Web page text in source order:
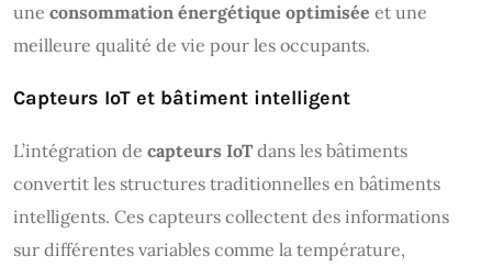
une consommation énergétique optimisée et une
meilleure qualité de vie pour les occupants.
Capteurs IoT et bâtiment intelligent
L’intégration de capteurs IoT dans les bâtiments
convertit les structures traditionnelles en bâtiments
intelligents. Ces capteurs collectent des informations
sur différentes variables comme la température,